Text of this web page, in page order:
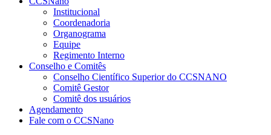
Institucional
Coordenadoria
Organograma
Equipe
Regimento Interno
Conselho e Comitês
Conselho Científico Superior do CCSNANO
Comitê Gestor
Comitê dos usuários
Agendamento
Fale com o CCSNano